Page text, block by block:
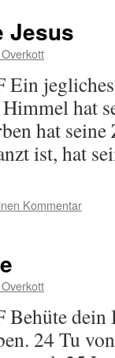
Jesus
hat
hat
ist, hat
Kommentar
24 Tu